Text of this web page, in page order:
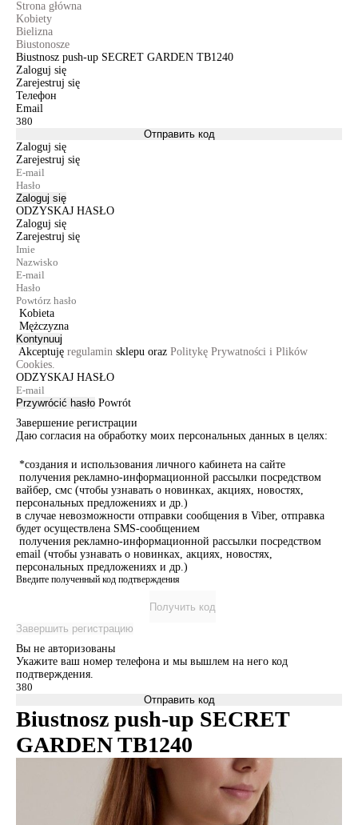
Strona główna
Kobiety
Bielizna
Biustonosze
Biustnosz push-up SECRET GARDEN TB1240
Zaloguj się
Zarejestruj się
Телефон
Email
Отправить код
Zaloguj się
Zarejestruj się
Zaloguj się
ODZYSKAJ HASŁO
Zaloguj się
Zarejestruj się
Kobieta
Mężczyzna
Kontynuuj
Akceptuję regulamin sklepu oraz Politykę Prywatności i Plików
Cookies.
ODZYSKAJ HASŁO
Przywrócić hasło Powrót
Завершение регистрации
Даю согласия на обработку моих персональных данных в целях:
*создания и использования личного кабинета на сайте
получения рекламно-информационной рассылки посредством
вайбер, смс (чтобы узнавать о новинках, акциях, новостях,
персональных предложениях и др.)
в случае невозможности отправки сообщения в Viber, отправка
будет осуществлена SMS-сообщением
получения рекламно-информационной рассылки посредством
email (чтобы узнавать о новинках, акциях, новостях,
персональных предложениях и др.)
Введите полученный код подтверждения
Получить код
Завершить регистрацию
Вы не авторизованы
Укажите ваш номер телефона и мы вышлем на него код
подтверждения.
Отправить код
Biustnosz push-up SECRET
GARDEN TB1240